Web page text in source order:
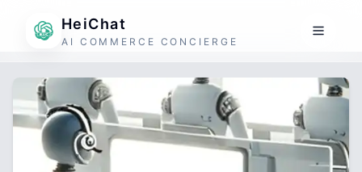
HeiChat
AI COMMERCE CONCIERGE